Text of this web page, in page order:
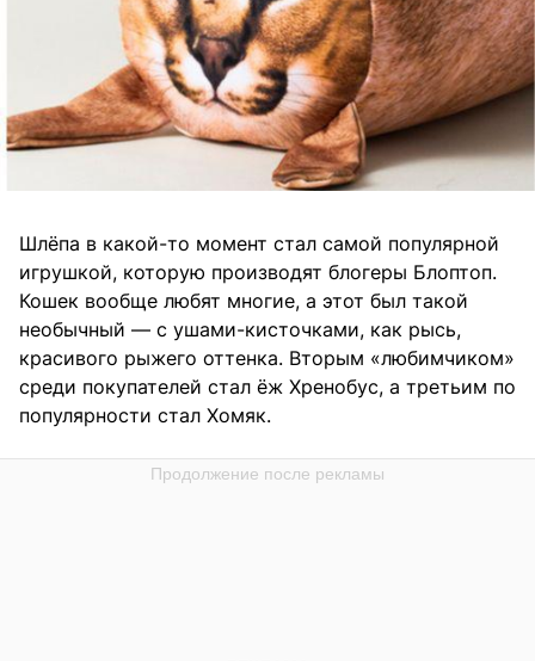
Шлёпа в какой-то момент стал самой популярной
игрушкой, которую производят блогеры Блоптоп.
Кошек вообще любят многие, а этот был такой
необычный — с ушами-кисточками, как рысь,
красивого рыжего оттенка. Вторым «любимчиком»
среди покупателей стал ёж Хренобус, а третьим по
популярности стал Хомяк.